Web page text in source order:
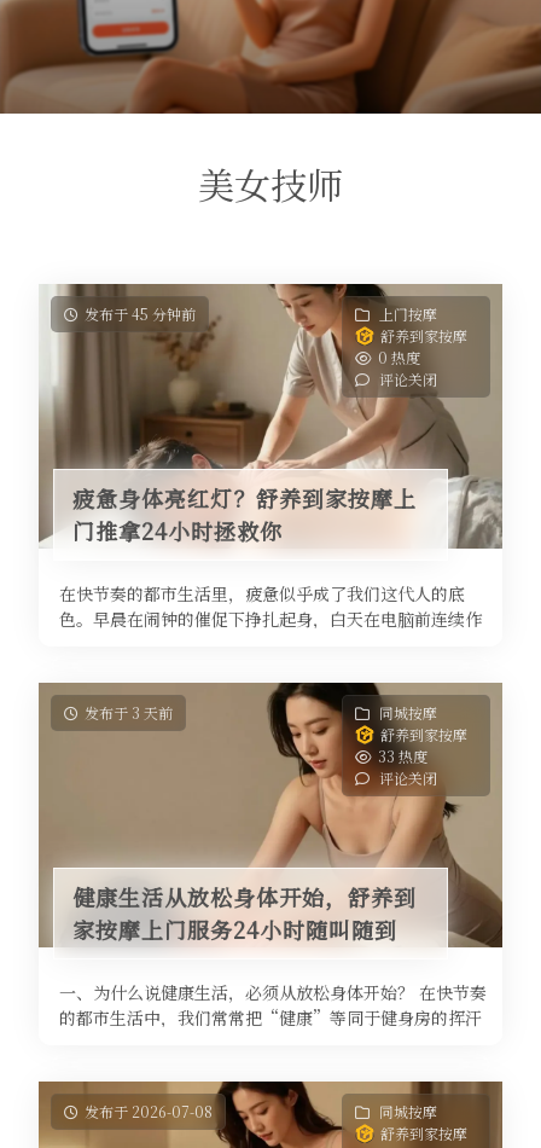
美女技师
发布于 45 分钟前
上门按摩
舒养到家按摩
0 热度
评论关闭
疲惫身体亮红灯？舒养到家按摩上
门推拿24小时拯救你
在快节奏的都市生活里，疲惫似乎成了我们这代人的底
色。早晨在闹钟的催促下挣扎起身，白天在电脑前连续作
发布于 3 天前
同城按摩
舒养到家按摩
33 热度
评论关闭
健康生活从放松身体开始，舒养到
家按摩上门服务24小时随叫随到
一、为什么说健康生活，必须从放松身体开始？ 在快节奏
的都市生活中，我们常常把“健康”等同于健身房的挥汗
发布于 2026-07-08
同城按摩
舒养到家按摩